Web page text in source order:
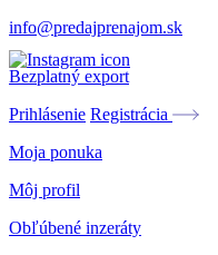
info@predajprenajom.sk
Bezplatný export
Prihlásenie Registrácia
Moja ponuka
Môj profil
Obľúbené inzeráty